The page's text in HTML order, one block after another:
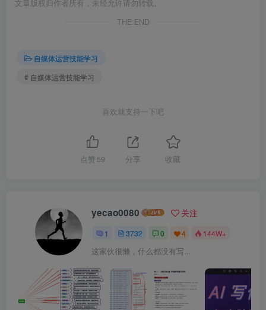
文章版权归作者所有，未经允许请勿转载。
THE END
自媒体运营技能学习
# 自媒体运营技能学习
喜欢就支持一下吧
点赞 59 分享 收藏
yecao0080 关注
1 3732 0 4 144W+
这家伙很懒，什么都没有写...